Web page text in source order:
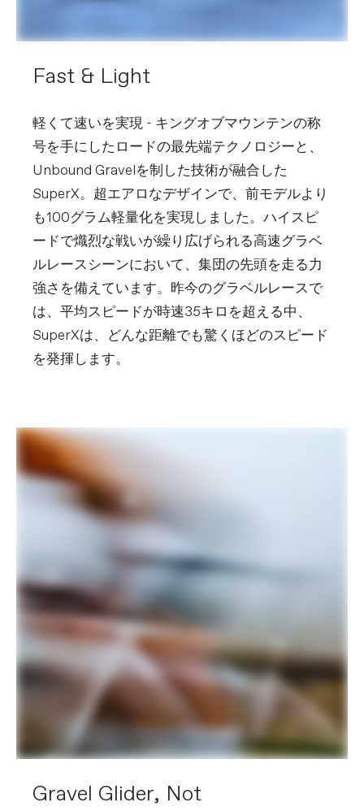
Fast & Light
軽くて速いを実現 - キングオブマウンテンの称
号を手にしたロードの最先端テクノロジーと、
Unbound Gravelを制した技術が融合した
SuperX。超エアロなデザインで、前モデルより
も100グラム軽量化を実現しました。ハイスピ
ードで熾烈な戦いが繰り広げられる高速グラベ
ルレースシーンにおいて、集団の先頭を走る力
強さを備えています。昨今のグラベルレースで
は、平均スピードが時速35キロを超える中、
SuperXは、どんな距離でも驚くほどのスピード
を発揮します。
Gravel Glider, Not
EXTRA
charger, Conceal Stem
※重量は、構成されるフレーム、パーツ、ペイントのカラーに
よって個体差や仕様の変更があるため実際の製品とは異なる場
※スペックは予告なく変更する場合があります。予めご了承く
ださい。